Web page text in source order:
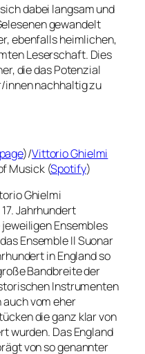
dabei langsam und
gewandelt
ebenfalls heimlichen,
Leserschaft. Dies
die das Potenzial
innen nachhaltig zu
)/Vittorio Ghielmi
Musick (Spotify)
Ghielmi
Jahrhundert
Ensembles
Ensemble Il Suonar
in England so
Bandbreite der
Instrumenten
auch vom eher
die ganz klar von
wurden. Das England
von so genannter